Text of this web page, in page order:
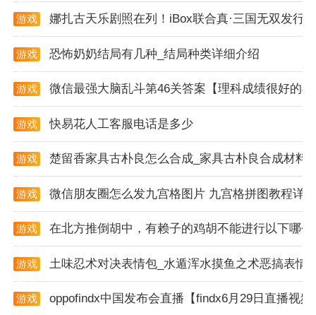
【体验优化】新增“全部照片”相册，找图修图更加便
捷。
游戏
娜扎古天乐剧照在列！iBox联合真·三国无双发行
游戏
恐怖奶奶结局有几种_结局种类详细介绍
游戏
微信最强大脑乱斗第46关答案【理科成绩很好的
游戏
快易花人工客服电话是多少
游戏
楚留香家具古朴良怎么合成_家具古朴良合成材料
游戏
微信朋友圈怎么发九宫格图片 九宫格拼图教程详解
游戏
在北方推倒胡中，有赖子的鸡胡不能进行以下哪
游戏
土味忍术对决表情包_水遁浑水摸鱼之术恶搞表情
游戏
oppofindx中国发布会直播【findx6月29日直播视频